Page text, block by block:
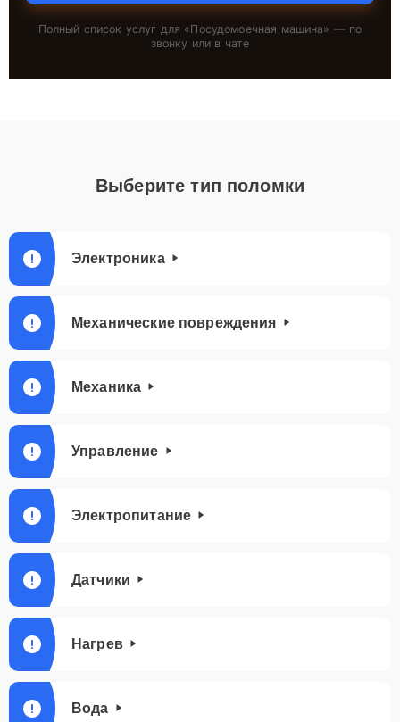
Полный список услуг для «Посудомоечная машина» — по
звонку или в чате
Выберите тип поломки
Электроника
Механические повреждения
Механика
Управление
Электропитание
Датчики
Нагрев
Вода